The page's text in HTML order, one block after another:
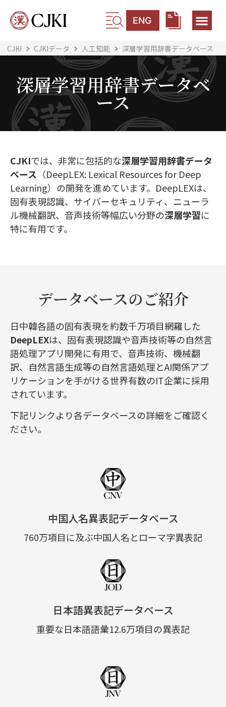
ENG
CJKI CJKIデータ 人工知能 深層学習用辞書データベース
深層学習用辞書データベ
ース
CJKIでは、非常に包括的な深層学習用辞書データ
ベース （DeepLEX: Lexical Resources for Deep
Learning）の開発を進めています。DeepLEXは、
固有表現認識、サイバーセキュリティ、ニューラ
ル機械翻訳、音声技術等幅広い分野の深層学習に
特に有用です。
データベースのご紹介
日中韓各語の固有表現を約数千万項目網羅した
DeepLEXは、固有表現認識や音声技術等の自然言
語処理アプリ開発に有用で、音声技術、機械翻
訳、自然言語生成等の自然言語処理とAI関係アプ
リケーションを手がける世界有数のIT企業に採用
されています。
下記リンクより各データベースの詳細をご確認く
ださい。
中国人名異表記データベース
760万項目に及ぶ中国人名とローマ字異表記
日本語異表記データベース
重要な日本語語彙12.6万項目の異表記